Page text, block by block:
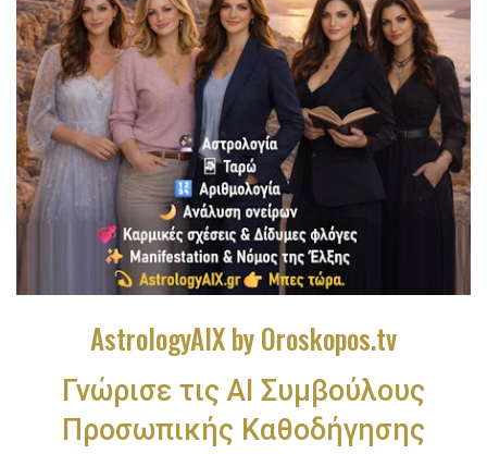
AstrologyAIX by Oroskopos.tv
Γνώρισε τις ΑΙ Συμβούλους
Προσωπικής Καθοδήγησης